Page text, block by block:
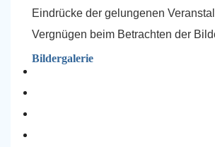
Eindrücke der gelungenen
Vergnügen beim Betrachten der
Bildergalerie